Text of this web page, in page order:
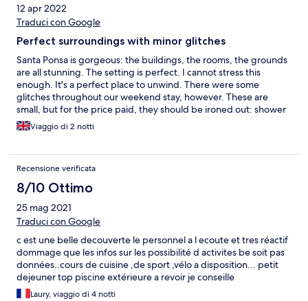
12 apr 2022
Traduci con Google
Perfect surroundings with minor glitches
Santa Ponsa is gorgeous: the buildings, the rooms, the grounds
are all stunning. The setting is perfect. I cannot stress this
enough. It's a perfect place to unwind. There were some
glitches throughout our weekend stay, however. These are
small, but for the price paid, they should be ironed out: shower
temperature fluctuated a lot between very cold and scalding. It
wasn't enough to complain about, but it was an irritation. The
and the sauna smelled acrid when water was added to the rocks
forcing us to leave. The restaurant was good but not quite good
enough for the price, and lunch options were limited (a pastrami
sandwich was 18 euros!). There was a LOT of confusion in
booking spa treatments, but the spa staff did a fantastic job. All
staff were incredibly lovely, always helpful and a an absolute
grounds. They are idyllic with perfect country walks extending
below the fruit terraces. My evaluation is that the conditions are
in place to have an absolutely five star experience, but elements
do need to be ironed out to achieve that fully.
Viaggio di 2 notti
Recensione verificata
8/10 Ottimo
25 mag 2021
Traduci con Google
c est une belle decouverte le personnel a l ecoute et tres réactif
dommage que les infos sur les possibilité d activites be soit pas
données..cours de cuisine ,de sport ,vélo a disposition... petit
dejeuner top piscine extérieure a revoir je conseille
Laury, viaggio di 4 notti